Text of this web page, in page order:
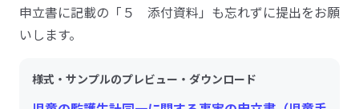
申立書に記載の「５ 添付資料」も忘れずに提出をお願
いします。
様式・サンプルのプレビュー・ダウンロード